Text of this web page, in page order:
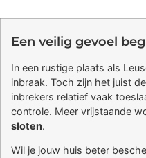
Een veilig gevoel
In een rustige plaats als
inbraak. Toch zijn het juist
inbrekers relatief vaak
controle. Meer vrijstaande
sloten.
Wil je jouw huis beter